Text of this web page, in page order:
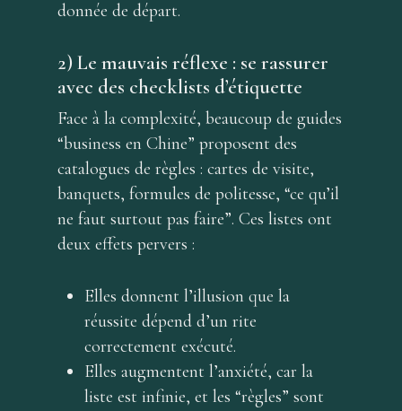
donnée de départ.
2) Le mauvais réflexe : se rassurer
avec des checklists d’étiquette
Face à la complexité, beaucoup de guides
“business en Chine” proposent des
catalogues de règles : cartes de visite,
banquets, formules de politesse, “ce qu’il
ne faut surtout pas faire”. Ces listes ont
deux effets pervers :
Elles donnent l’illusion que la
réussite dépend d’un rite
correctement exécuté.
Elles augmentent l’anxiété, car la
liste est infinie, et les “règles” sont